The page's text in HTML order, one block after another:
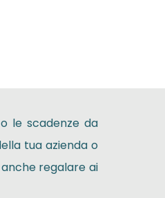
le scadenze da
tua azienda o
regalare ai